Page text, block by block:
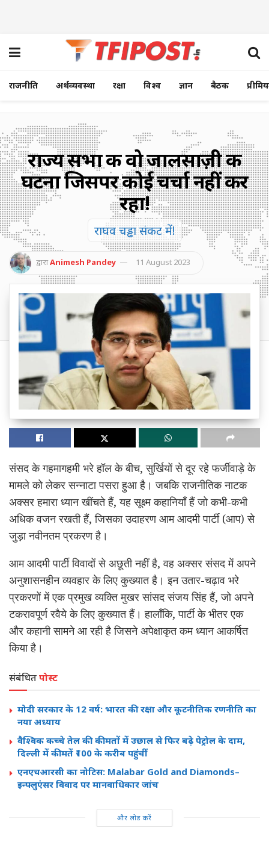
राजनीति अर्थव्यवस्था रक्षा विश्व ज्ञान बैठक
राज्य सभा की वो जालसाज़ी की
घटना जिसपर कोई चर्चा नहीं कर
रहा!
राघव चड्ढा संकट में!
द्वाराAnimesh Pandey 11 August 2023
संसद के गहमागहमी भरे हॉल के बीच, सुर्खियों से दूर रहे फर्जीवाड़े के
मामले को लेकर सन्नाटा पसरा हुआ है। जबकि राजनीतिक नाटक
अक्सर हमारा ध्यान खींचते हैं, यह सूक्ष्म कहानियाँ हैं जो कभी-कभी
अधिक वजन रखती हैं, जिसका उदाहरण आम आदमी पार्टी (आप) से
जुड़ा नवीनतम प्रकरण है।
आम आदमी पार्टी विवादों से अछूती नहीं है, वह अक्सर संसद में अपने
अनुशासनहीन व्यवहार के लिए कुख्यात है। इन उतार-चढ़ाव भरे
प्रकरणों में एक प्रमुख व्यक्ति मुखर सांसद संजय सिंह हैं, जो अपने
टकरावपूर्ण रवैये के लिए कुख्यात हैं। हालाँकि, पार्टी के भीतर एक
और कहानी सामने आ रही है जिसने अपेक्षाकृत कम ध्यान आकर्षित
किया है।
संबंधितपोस्ट
मोदी सरकार के 12 वर्ष: भारत की रक्षा और कूटनीतिक रणनीति का
नया अध्याय
वैश्विक कच्चे तेल की कीमतों में उछाल से फिर बढ़े पेट्रोल के दाम,
दिल्ली में कीमतें ₹100 के करीब पहुंचीं
एनएचआरसी का नोटिस: Malabar Gold and Diamonds–
इन्फ्लुएंसर विवाद पर मानवाधिकार जांच
और लोड करें